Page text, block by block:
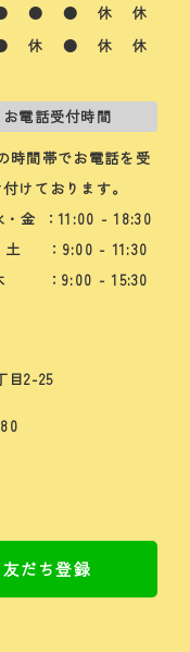
● ● 休
休
休 ● 休 休
お電話受付時間
時間帯でお電話を受
付けております。
・金
：11:00 - 18:30
土
：9:00 - 11:30
：9:00 - 15:30
目2-25
だち登録